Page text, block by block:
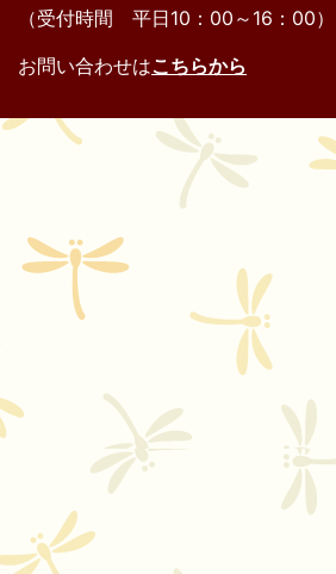
（受付時間 平日10：00～16：00）
お問い合わせはこちらから